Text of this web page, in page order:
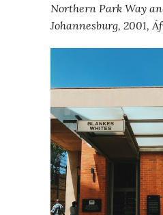
Northern Park Way
Johannesburg, 2001,